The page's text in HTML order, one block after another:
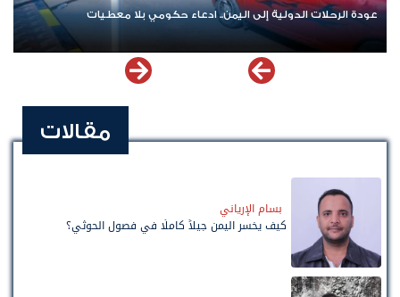
عودة الرحلات الدولية إلى اليمن.. ادعاء حكومي بلا معطيات
مقالات
بسام الإرياني
كيف يخسر اليمن جيلاً كاملًا في فصول الحوثي؟